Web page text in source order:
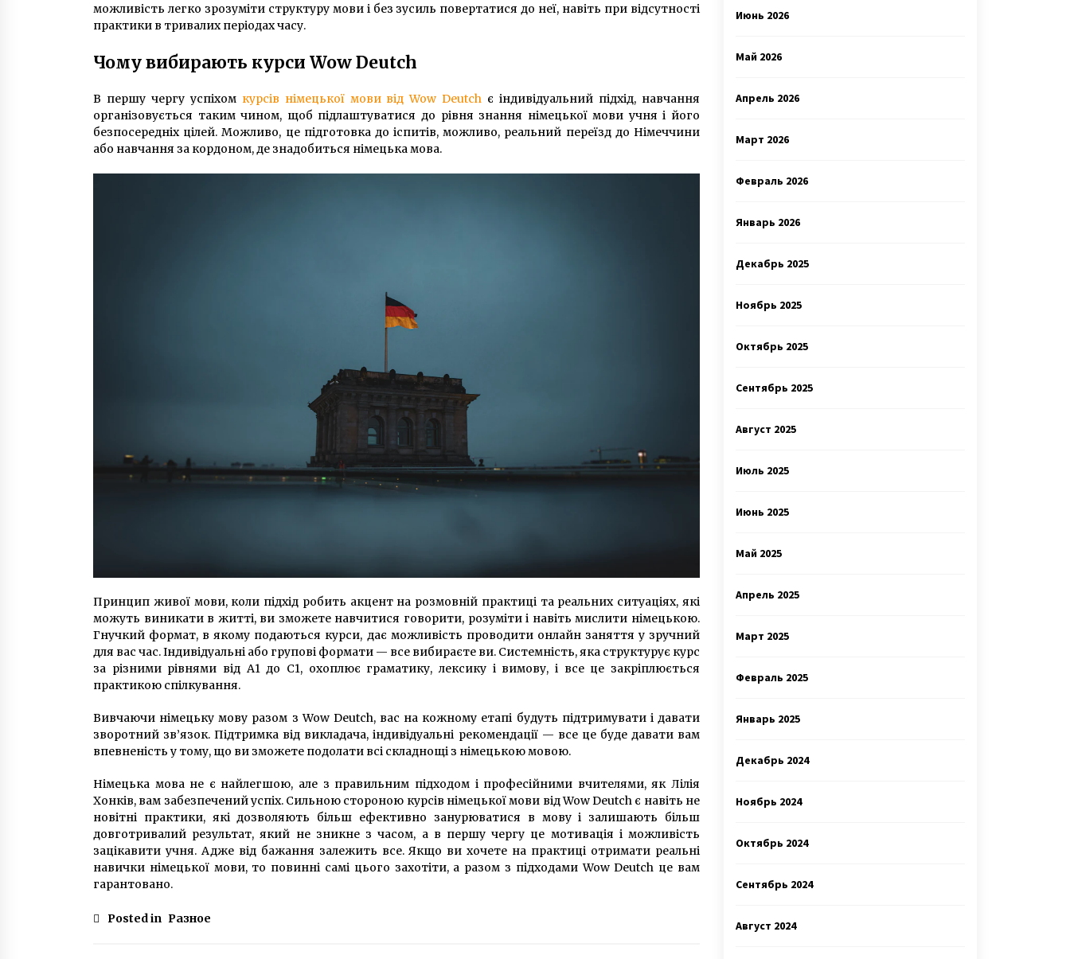
можливість легко зрозуміти структуру мови і без зусиль повертатися до неї, навіть при відсутності
практики в тривалих періодах часу.
Чому вибирають курси Wow Deutch
В першу чергу успіхом курсів німецької мови від Wow Deutch є індивідуальний підхід, навчання
організовується таким чином, щоб підлаштуватися до рівня знання німецької мови учня і його
безпосередніх цілей. Можливо, це підготовка до іспитів, можливо, реальний переїзд до Німеччини
або навчання за кордоном, де знадобиться німецька мова.
Принцип живої мови, коли підхід робить акцент на розмовній практиці та реальних ситуаціях, які
можуть виникати в житті, ви зможете навчитися говорити, розуміти і навіть мислити німецькою.
Гнучкий формат, в якому подаються курси, дає можливість проводити онлайн заняття у зручний
для вас час. Індивідуальні або групові формати — все вибираєте ви. Системність, яка структурує курс
за різними рівнями від A1 до C1, охоплює граматику, лексику і вимову, і все це закріплюється
практикою спілкування.
Вивчаючи німецьку мову разом з Wow Deutch, вас на кожному етапі будуть підтримувати і давати
зворотний зв’язок. Підтримка від викладача, індивідуальні рекомендації — все це буде давати вам
впевненість у тому, що ви зможете подолати всі складнощі з німецькою мовою.
Німецька мова не є найлегшою, але з правильним підходом і професійними вчителями, як Лілія
Хонків, вам забезпечений успіх. Сильною стороною курсів німецької мови від Wow Deutch є навіть не
новітні практики, які дозволяють більш ефективно занурюватися в мову і залишають більш
довготривалий результат, який не зникне з часом, а в першу чергу це мотивація і можливість
зацікавити учня. Адже від бажання залежить все. Якщо ви хочете на практиці отримати реальні
навички німецької мови, то повинні самі цього захотіти, а разом з підходами Wow Deutch це вам
гарантовано.
Posted in Разное
Июнь 2026
Май 2026
Апрель 2026
Март 2026
Февраль 2026
Январь 2026
Декабрь 2025
Ноябрь 2025
Октябрь 2025
Сентябрь 2025
Август 2025
Июль 2025
Июнь 2025
Май 2025
Апрель 2025
Март 2025
Февраль 2025
Январь 2025
Декабрь 2024
Ноябрь 2024
Октябрь 2024
Сентябрь 2024
Август 2024